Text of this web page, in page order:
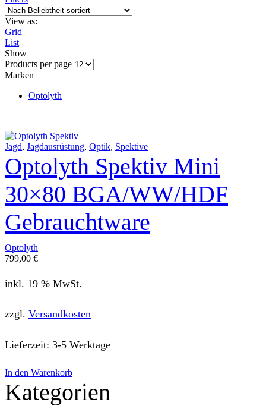
View as:
Grid
List
Show
Products per page
Marken
Optolyth
Jagd, Jagdausrüstung, Optik, Spektive
Optolyth Spektiv Mini
30×80 BGA/WW/HDF
Gebrauchtware
Optolyth
799,00 €
inkl. 19 % MwSt.
zzgl. Versandkosten
Lieferzeit: 3-5 Werktage
In den Warenkorb
Kategorien